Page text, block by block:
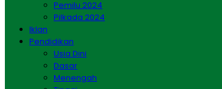
Pemilu 2024
Pilkada 2024
Iklan
Pendidikan
Usia Dini
Dasar
Menengah